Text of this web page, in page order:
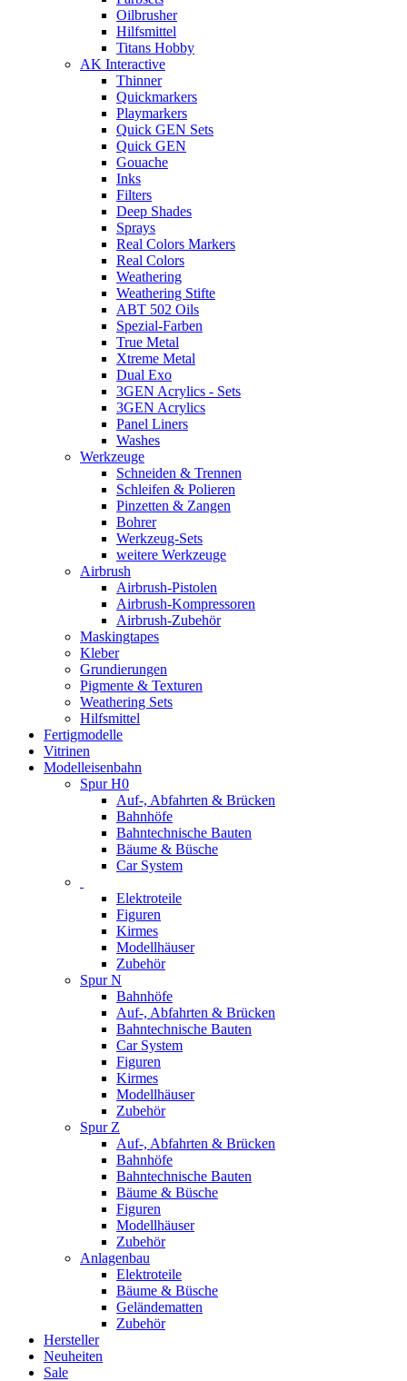
Oilbrusher
Hilfsmittel
Titans Hobby
AK Interactive
Thinner
Quickmarkers
Playmarkers
Quick GEN Sets
Quick GEN
Gouache
Inks
Filters
Deep Shades
Sprays
Real Colors Markers
Real Colors
Weathering
Weathering Stifte
ABT 502 Oils
Spezial-Farben
True Metal
Xtreme Metal
Dual Exo
3GEN Acrylics - Sets
3GEN Acrylics
Panel Liners
Washes
Werkzeuge
Schneiden & Trennen
Schleifen & Polieren
Pinzetten & Zangen
Bohrer
Werkzeug-Sets
weitere Werkzeuge
Airbrush
Airbrush-Pistolen
Airbrush-Kompressoren
Airbrush-Zubehör
Maskingtapes
Kleber
Grundierungen
Pigmente & Texturen
Weathering Sets
Hilfsmittel
Fertigmodelle
Vitrinen
Modelleisenbahn
Spur H0
Auf-, Abfahrten & Brücken
Bahnhöfe
Bahntechnische Bauten
Bäume & Büsche
Car System
Elektroteile
Figuren
Kirmes
Modellhäuser
Zubehör
Spur N
Bahnhöfe
Auf-, Abfahrten & Brücken
Bahntechnische Bauten
Car System
Figuren
Kirmes
Modellhäuser
Zubehör
Spur Z
Auf-, Abfahrten & Brücken
Bahnhöfe
Bahntechnische Bauten
Bäume & Büsche
Figuren
Modellhäuser
Zubehör
Anlagenbau
Elektroteile
Bäume & Büsche
Geländematten
Zubehör
Hersteller
Neuheiten
Sale